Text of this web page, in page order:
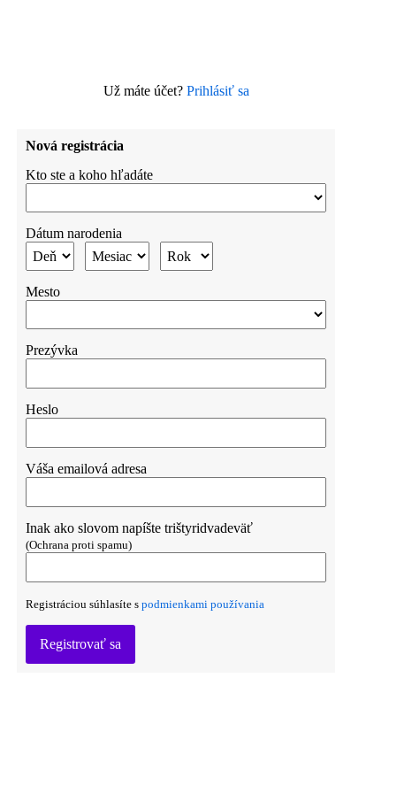
Už máte účet? Prihlásiť sa
Nová registrácia
Kto ste a koho hľadáte
Dátum narodenia
Mesto
Prezývka
Heslo
Váša emailová adresa
Inak ako slovom napíšte trištyridvadeväť
(Ochrana proti spamu)
Registráciou súhlasíte s podmienkami používania
Registrovať sa